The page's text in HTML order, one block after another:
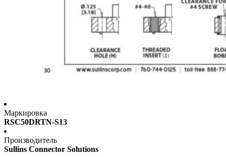
Маркировка
RSC50DRTN-S13
Производитель
Sullins Connector Solutions